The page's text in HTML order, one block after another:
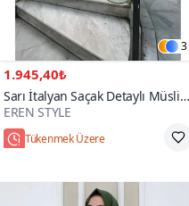
3
1.945,40₺
Sarı İtalyan Saçak Detaylı Müslin
Keteni Yırtmaçlı Bluz Elbise İkili
Takım
EREN STYLE
Tükenmek Üzere